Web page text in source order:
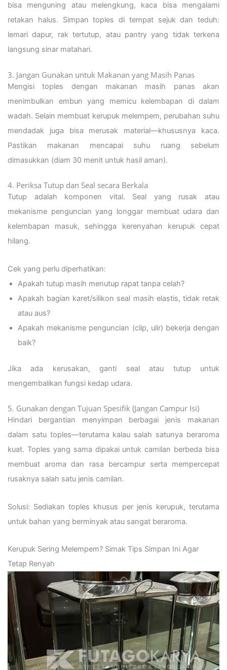
bisa menguning atau melengkung, kaca bisa mengalami
retakan halus. Simpan toples di tempat sejuk dan teduh:
lemari dapur, rak tertutup, atau pantry yang tidak terkena
langsung sinar matahari.
3. Jangan Gunakan untuk Makanan yang Masih Panas
Mengisi toples dengan makanan masih panas akan
menimbulkan embun yang memicu kelembapan di dalam
wadah. Selain membuat kerupuk melempem, perubahan suhu
mendadak juga bisa merusak material—khususnya kaca.
Pastikan makanan mencapai suhu ruang sebelum
dimasukkan (diam 30 menit untuk hasil aman).
4. Periksa Tutup dan Seal secara Berkala
Tutup adalah komponen vital. Seal yang rusak atau
mekanisme penguncian yang longgar membuat udara dan
kelembapan masuk, sehingga kerenyahan kerupuk cepat
hilang.
Cek yang perlu diperhatikan:
Apakah tutup masih menutup rapat tanpa celah?
Apakah bagian karet/silikon seal masih elastis, tidak retak
atau aus?
Apakah mekanisme penguncian (clip, ulir) bekerja dengan
baik?
Jika ada kerusakan, ganti seal atau tutup untuk
mengembalikan fungsi kedap udara.
5. Gunakan dengan Tujuan Spesifik (Jangan Campur Isi)
Hindari bergantian menyimpan berbagai jenis makanan
dalam satu toples—terutama kalau salah satunya beraroma
kuat. Toples yang sama dipakai untuk camilan berbeda bisa
membuat aroma dan rasa bercampur serta mempercepat
rusaknya salah satu jenis camilan.
Solusi: Sediakan toples khusus per jenis kerupuk, terutama
untuk bahan yang berminyak atau sangat beraroma.
Kerupuk Sering Melempem? Simak Tips Simpan Ini Agar
Tetap Renyah